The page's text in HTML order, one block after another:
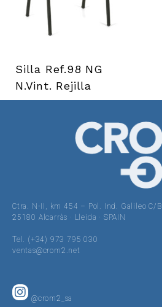
Silla Ref.98 NG
N.Vint. Rejilla
Ctra. N-II, km 454 – Pol. Ind. Galileo C/B
25180 Alcarràs · Lleida · SPAIN
Tel. (+34) 973 795 030
ventas@crom2.net
@crom2_sa